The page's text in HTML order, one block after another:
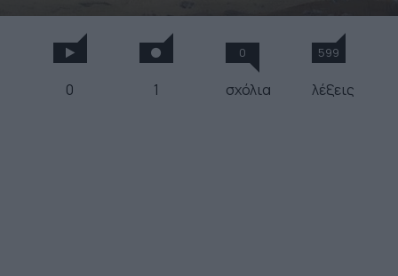
0 1
0
σχόλια
599
λέξεις